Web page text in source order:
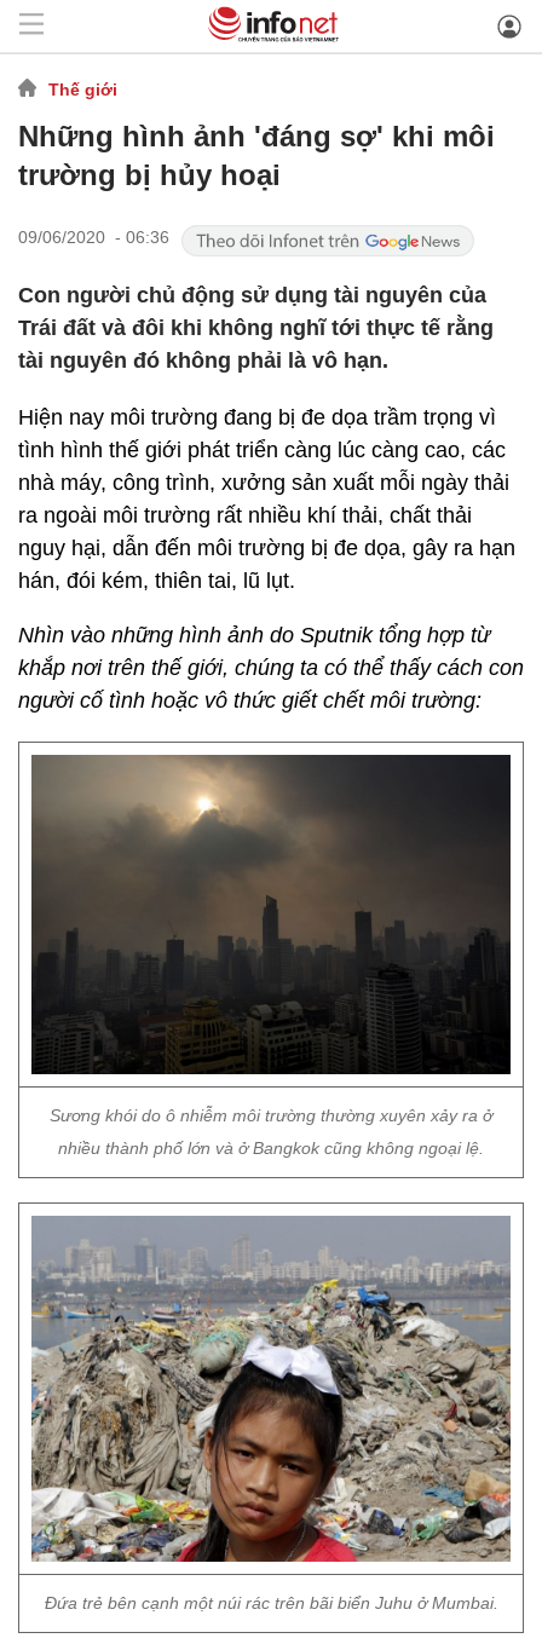
Thế giới
Những hình ảnh 'đáng sợ' khi môi
trường bị hủy hoại
09/06/2020 - 06:36
Con người chủ động sử dụng tài nguyên của
Trái đất và đôi khi không nghĩ tới thực tế rằng
tài nguyên đó không phải là vô hạn.
Hiện nay môi trường đang bị đe dọa trầm trọng vì
tình hình thế giới phát triển càng lúc càng cao, các
nhà máy, công trình, xưởng sản xuất mỗi ngày thải
ra ngoài môi trường rất nhiều khí thải, chất thải
nguy hại, dẫn đến môi trường bị đe dọa, gây ra hạn
hán, đói kém, thiên tai, lũ lụt.
Nhìn vào những hình ảnh do Sputnik tổng hợp từ
khắp nơi trên thế giới, chúng ta có thể thấy cách con
người cố tình hoặc vô thức giết chết môi trường:
Sương khói do ô nhiễm môi trường thường xuyên xảy ra ở
nhiều thành phố lớn và ở Bangkok cũng không ngoại lệ.
Đứa trẻ bên cạnh một núi rác trên bãi biển Juhu ở Mumbai.